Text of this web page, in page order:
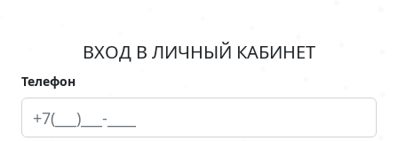
ВХОД В ЛИЧНЫЙ КАБИНЕТ
Телефон